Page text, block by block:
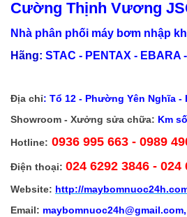
Cường Thịnh Vương
Nhà phân phối máy bơm nhập
Hãng: STAC - PENTAX - EBARA
Địa chỉ: Tổ 12 - Phường Yên Nghĩa -
Showroom - Xưởng sửa chữa: Km
Hotline: 0936 995 663 - 0989
Điện thoại: 024 6292 3846 - 024
Website: http://
Email: